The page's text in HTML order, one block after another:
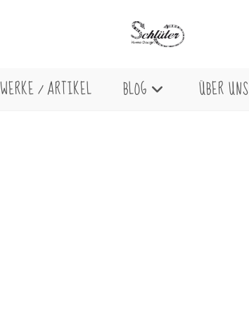
WERKE / ARTIKEL BLOG ÜBER UNS